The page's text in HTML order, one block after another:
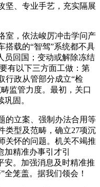
坚、专业手艺，充实隔展
，依法峻厉冲击学问产
搭载的“智驾”系统都不具
员回国；变动或解除冻结
有以下三方面工做：第
行政从管部分成立“检
监管力度。最初，关口
固。
立案、强制办法合用等
类型及范畴，确立27项沉
关怀的问题。机关不竭推
精准办事引才引
安。加强消息及时精准推
全笼盖。据我们领会！